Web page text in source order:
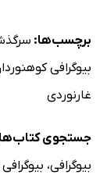
برچسب‌ها:
بیوگرافی
غارنوردی
جستجوی
بیوگرافی،